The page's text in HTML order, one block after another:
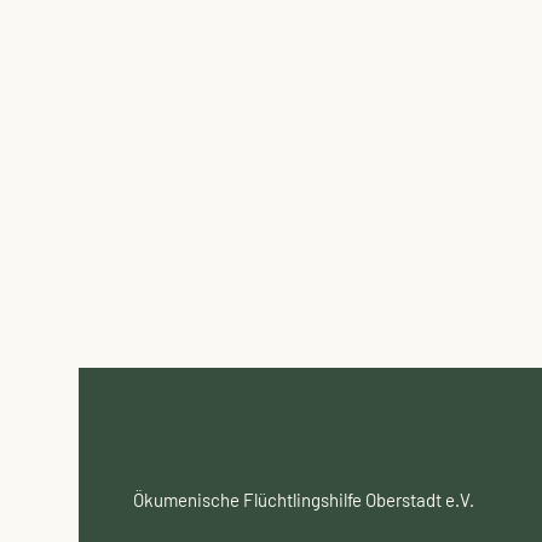
Ökumenische Flüchtlingshilfe Oberstadt e.V.